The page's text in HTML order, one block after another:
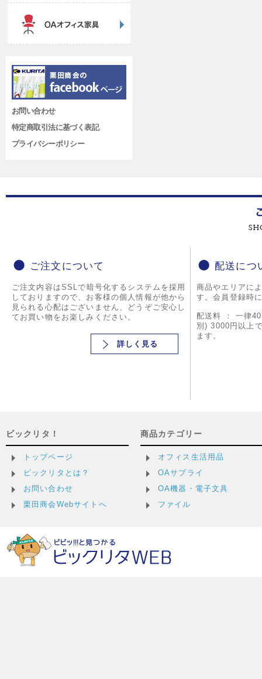
お問い合わせ
特定商取引法に基づく表記
プライバシーポリシー
ご注文について
ご注文内容はSSLで暗号化するシステムを採用
しておりますので、お客様の個人情報が他から
見られる心配はございません、どうぞご安心し
てお買い物をお楽しみください。
詳しく見る
配送につ
商品やエリアに
す。会員登録時
配送料 ： 一律
別) 3000円以上
ます。
ビックリタ！
トップページ
ビックリタとは？
お問い合わせ
栗田商会Webサイトへ
商品カテゴリー
オフィス生活用品
OAサプライ
OA機器・電子文具
ファイル